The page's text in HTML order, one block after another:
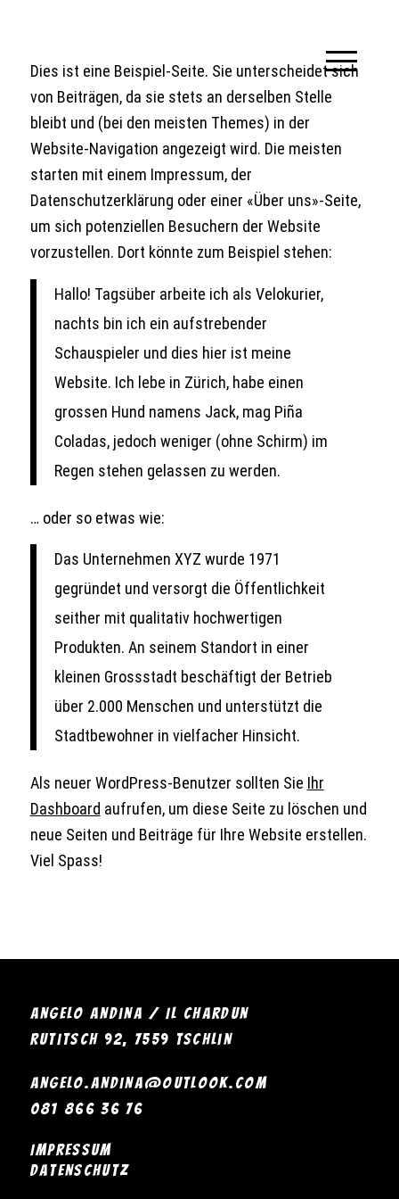
Dies ist eine Beispiel-Seite. Sie unterscheidet sich
von Beiträgen, da sie stets an derselben Stelle
bleibt und (bei den meisten Themes) in der
Website-Navigation angezeigt wird. Die meisten
starten mit einem Impressum, der
Datenschutzerklärung oder einer «Über uns»-Seite,
um sich potenziellen Besuchern der Website
vorzustellen. Dort könnte zum Beispiel stehen:
Hallo! Tagsüber arbeite ich als Velokurier,
nachts bin ich ein aufstrebender
Schauspieler und dies hier ist meine
Website. Ich lebe in Zürich, habe einen
grossen Hund namens Jack, mag Piña
Coladas, jedoch weniger (ohne Schirm) im
Regen stehen gelassen zu werden.
… oder so etwas wie:
Das Unternehmen XYZ wurde 1971
gegründet und versorgt die Öffentlichkeit
seither mit qualitativ hochwertigen
Produkten. An seinem Standort in einer
kleinen Grossstadt beschäftigt der Betrieb
über 2.000 Menschen und unterstützt die
Stadtbewohner in vielfacher Hinsicht.
Als neuer WordPress-Benutzer sollten Sie Ihr
Dashboard aufrufen, um diese Seite zu löschen und
neue Seiten und Beiträge für Ihre Website erstellen.
Viel Spass!
Angelo Andina / Il Chardun
Rutitsch 92, 7559 Tschlin
angelo.andina@outlook.com
081 866 36 76
Impressum
Datenschutz